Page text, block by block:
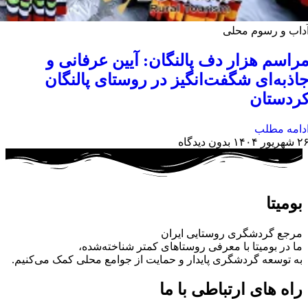
و رسوم محلی
هزار دف پالنگان: آیین عرفانی و
شگفت‌انگیز در روستای پالنگان
مطلب
۱۴۰۴
بدون دیدگاه
بومیتا
مرجع گردشگری روستایی ایران
ما در بومیتا با معرفی روستاهای کمتر شناخته‌شده،
به توسعه گردشگری پایدار و حمایت از جوامع محلی کمک می‌کنیم.
راه های ارتباطی با ما